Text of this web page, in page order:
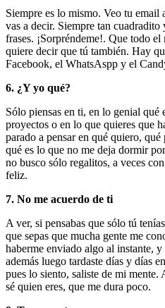
Siempre es lo mismo. Veo tu email
vas a decir. Siempre tan
frases. ¡Sorpréndeme!. Que todo
quiere decir que tú también. Hay
Facebook, el WhatsAspp y el
6. ¿Y yo qué?
Sólo piensas en ti, en lo genial qué
proyectos o en lo que quieres que
parado a pensar en qué quiero,
qué es lo que no me deja dormir
no busco sólo regalitos, a veces
feliz.
7. No me acuerdo de ti
A ver, si pensabas que sólo tú
que sepas que mucha gente me
haberme enviado algo al instante,
además luego tardaste días y días
pues lo siento, saliste de mi
sé quien eres, que me dura poco.